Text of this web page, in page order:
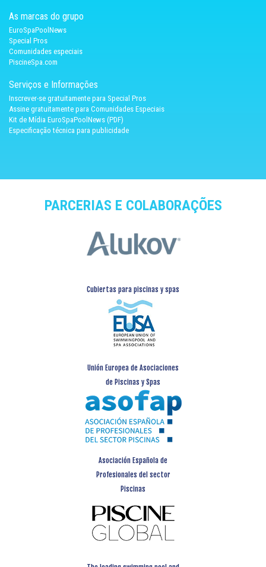
As marcas do grupo
EuroSpaPoolNews
Special Pros
Comunidades especiais
PiscineSpa.com
Serviços e Informações
Inscrever-se gratuitamente para Special Pros
Assine gratuitamente para Comunidades Especiais
Kit de Mídia EuroSpaPoolNews (PDF)
Especificação técnica para publicidade
PARCERIAS E COLABORAÇÕES
Cubiertas para piscinas y spas
Unión Europea de Asociaciones
de Piscinas y Spas
Asociación Española de
Profesionales del sector
Piscinas